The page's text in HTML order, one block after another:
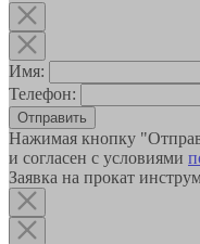
Имя:
Телефон:
Отправить
Нажимая кнопку
и согласен с условиями
Заявка на прокат